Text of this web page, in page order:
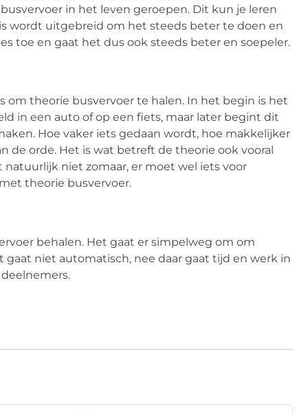
in het leven geroepen. Dit kun je leren
wordt uitgebreid om het steeds beter te doen en
toe en gaat het dus ook steeds beter en soepeler.
theorie busvervoer te halen. In het begin is het
in een auto of op een fiets, maar later begint dit
Hoe vaker iets gedaan wordt, hoe makkelijker
de orde. Het is wat betreft de theorie ook vooral
niet zomaar, er moet wel iets voor
theorie busvervoer.
behalen. Het gaat er simpelweg om om
niet automatisch, nee daar gaat tijd en werk in